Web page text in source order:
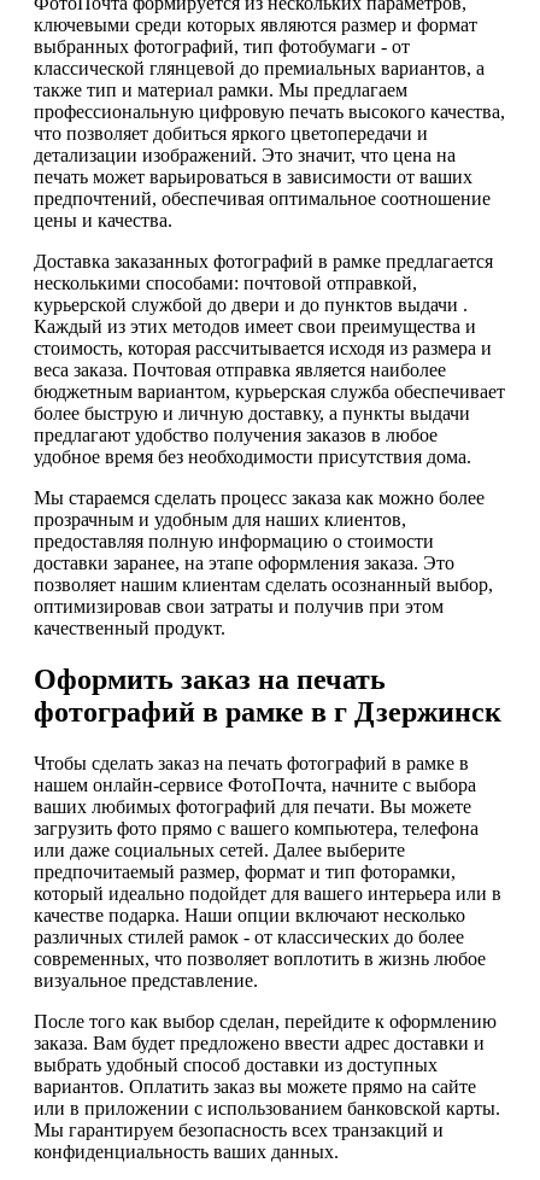
ключевыми среди которых являются размер и формат
выбранных фотографий, тип фотобумаги - от
классической глянцевой до премиальных вариантов, а
также тип и материал рамки. Мы предлагаем
профессиональную цифровую печать высокого качества,
что позволяет добиться яркого цветопередачи и
детализации изображений. Это значит, что цена на
печать может варьироваться в зависимости от ваших
предпочтений, обеспечивая оптимальное соотношение
цены и качества.
Доставка заказанных фотографий в рамке предлагается
несколькими способами: почтовой отправкой,
курьерской службой до двери и до пунктов выдачи .
Каждый из этих методов имеет свои преимущества и
стоимость, которая рассчитывается исходя из размера и
веса заказа. Почтовая отправка является наиболее
бюджетным вариантом, курьерская служба обеспечивает
более быструю и личную доставку, а пункты выдачи
предлагают удобство получения заказов в любое
удобное время без необходимости присутствия дома.
Мы стараемся сделать процесс заказа как можно более
прозрачным и удобным для наших клиентов,
предоставляя полную информацию о стоимости
доставки заранее, на этапе оформления заказа. Это
позволяет нашим клиентам сделать осознанный выбор,
оптимизировав свои затраты и получив при этом
качественный продукт.
Оформить заказ на печать
фотографий в рамке в г Дзержинск
Чтобы сделать заказ на печать фотографий в рамке в
нашем онлайн-сервисе ФотоПочта, начните с выбора
ваших любимых фотографий для печати. Вы можете
загрузить фото прямо с вашего компьютера, телефона
или даже социальных сетей. Далее выберите
предпочитаемый размер, формат и тип фоторамки,
который идеально подойдет для вашего интерьера или в
качестве подарка. Наши опции включают несколько
различных стилей рамок - от классических до более
современных, что позволяет воплотить в жизнь любое
визуальное представление.
После того как выбор сделан, перейдите к оформлению
заказа. Вам будет предложено ввести адрес доставки и
выбрать удобный способ доставки из доступных
вариантов. Оплатить заказ вы можете прямо на сайте
или в приложении с использованием банковской карты.
Мы гарантируем безопасность всех транзакций и
конфиденциальность ваших данных.